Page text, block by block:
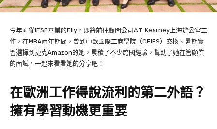
今年剛從IESE畢業的Elly ，即將前往顧問公司A.T. Kearney 上海辦公室工
作，在MBA兩年期間，曾到 中歐國際工商學院（CEIBS）交換、暑期實
習選擇到捷克Amazon的她，累積了不少跨國經驗，幫助了她在管顧業
的面試，一起來看看她的分享吧！
在歐洲工作得說流利的第二外語？
擁有學習動機更重要